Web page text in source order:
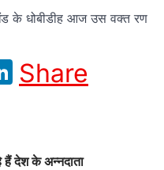
के धोबीडीह आज उस वक्त रण
LinkedIn
Share
देश के अन्नदाता